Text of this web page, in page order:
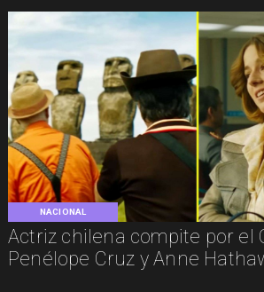
NACIONAL
Actriz chilena compite por el
Penélope Cruz y Anne